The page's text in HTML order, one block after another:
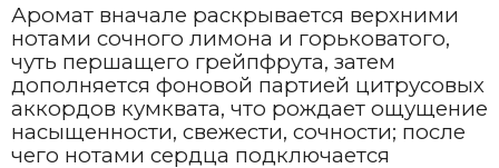
Аромат вначале раскрывается верхними
нотами сочного лимона и горьковатого,
чуть першащего грейпфрута, затем
дополняется фоновой партией цитрусовых
аккордов кумквата, что рождает ощущение
насыщенности, свежести, сочности; после
чего нотами сердца подключается